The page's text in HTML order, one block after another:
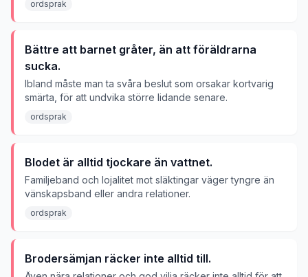
ordsprak
Bättre att barnet gråter, än att föräldrarna
sucka.
Ibland måste man ta svåra beslut som orsakar kortvarig
smärta, för att undvika större lidande senare.
ordsprak
Blodet är alltid tjockare än vattnet.
Familjeband och lojalitet mot släktingar väger tyngre än
vänskapsband eller andra relationer.
ordsprak
Brodersämjan räcker inte alltid till.